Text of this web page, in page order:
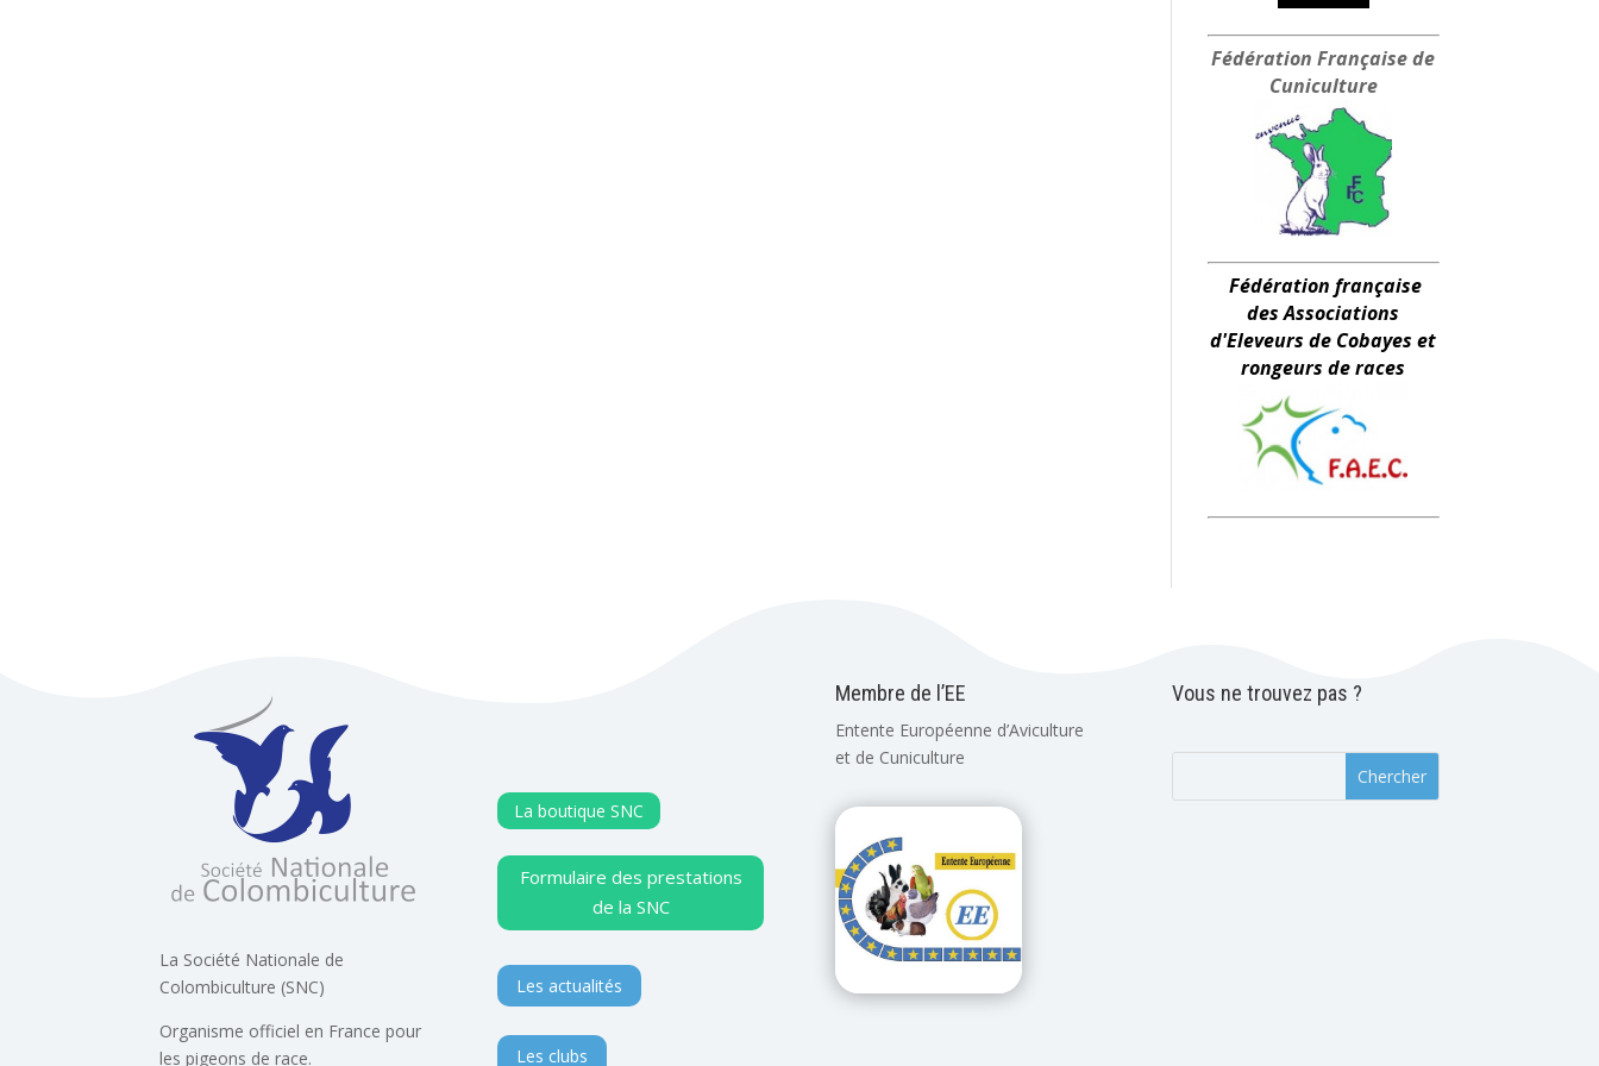
Fédération Françaisede
Cuniculture
Fédération française
des Associations
d'Eleveurs de Cobayes et
rongeurs de races
La Société Nationale de
Colombiculture (SNC)
Organisme officiel en France pour
les pigeons de race.
La boutique SNC
Formulaire des prestations
de la SNC
Les actualités
Les clubs
Membre de l’EE
Entente Européenne d’Aviculture
et de Cuniculture
Vous ne trouvez pas ?